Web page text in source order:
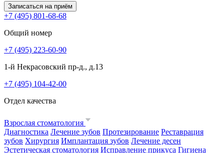
Записаться на приём
+7 (495) 801-68-68
Общий номер
+7 (495) 223-60-90
1-й Некрасовский пр-д., д.13
+7 (495) 104-42-00
Отдел качества
Взрослая стоматология
Диагностика Лечение зубов Протезирование Реставрация
зубов Хирургия Имплантация зубов Лечение десен
Эстетическая стоматология Исправление прикуса Гигиена